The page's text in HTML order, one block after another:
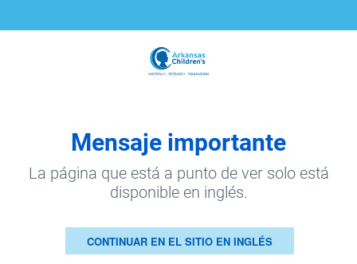
Mensaje importante
La página que está a punto de ver solo está
disponible en inglés.
CONTINUAR EN EL SITIO EN INGLÉS